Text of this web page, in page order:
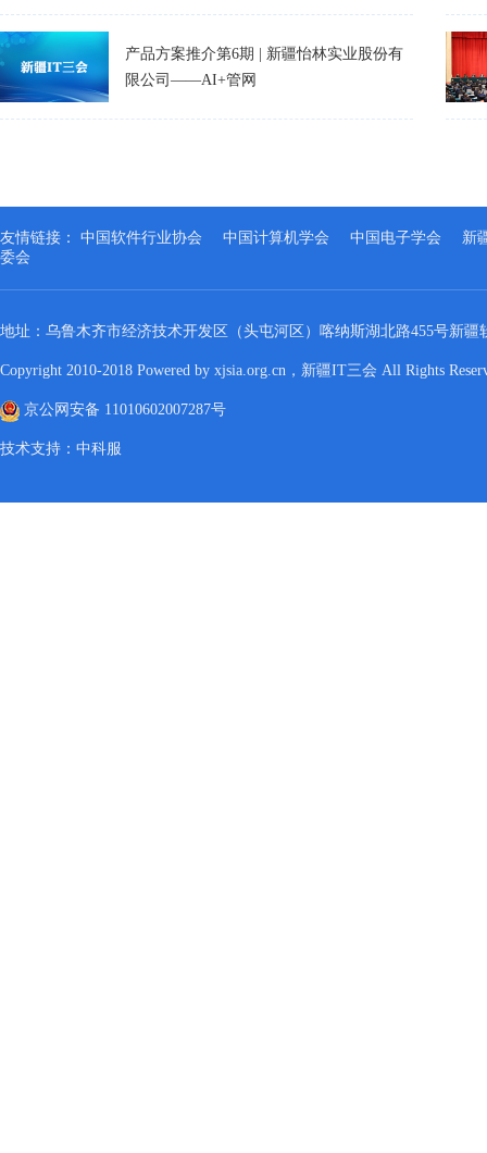
产品方案推介第6期 | 新疆怡林实业股份有
限公司——AI+管网
友情链接： 中国软件行业协会 中国计算机学会 中国电子学会
新
委会
地址：乌鲁木齐市经济技术开发区（头屯河区）喀纳斯湖北路455号新疆
Copyright 2010-2018 Powered by xjsia.org.cn，新疆IT三会 All Rights
京公网安备 11010602007287号
技术支持：中科服